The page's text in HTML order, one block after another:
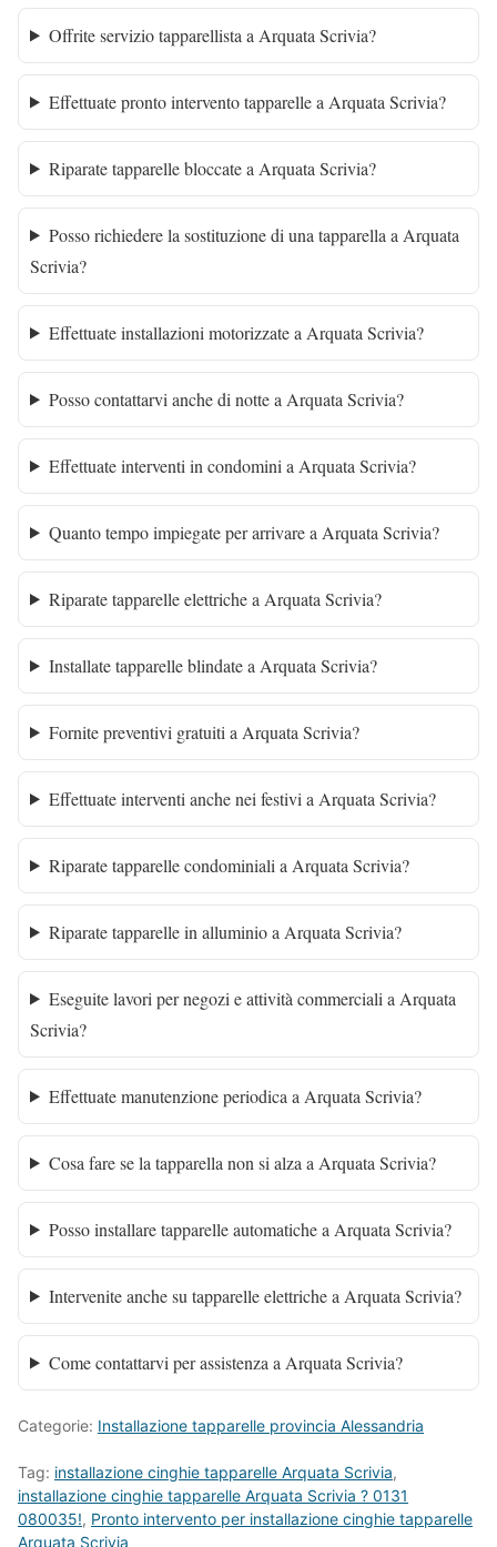
Offrite servizio tapparellista a Arquata Scrivia?
Effettuate pronto intervento tapparelle a Arquata Scrivia?
Riparate tapparelle bloccate a Arquata Scrivia?
Posso richiedere la sostituzione di una tapparella a Arquata
Scrivia?
Effettuate installazioni motorizzate a Arquata Scrivia?
Posso contattarvi anche di notte a Arquata Scrivia?
Effettuate interventi in condomini a Arquata Scrivia?
Quanto tempo impiegate per arrivare a Arquata Scrivia?
Riparate tapparelle elettriche a Arquata Scrivia?
Installate tapparelle blindate a Arquata Scrivia?
Fornite preventivi gratuiti a Arquata Scrivia?
Effettuate interventi anche nei festivi a Arquata Scrivia?
Riparate tapparelle condominiali a Arquata Scrivia?
Riparate tapparelle in alluminio a Arquata Scrivia?
Eseguite lavori per negozi e attività commerciali a Arquata
Scrivia?
Effettuate manutenzione periodica a Arquata Scrivia?
Cosa fare se la tapparella non si alza a Arquata Scrivia?
Posso installare tapparelle automatiche a Arquata Scrivia?
Intervenite anche su tapparelle elettriche a Arquata Scrivia?
Come contattarvi per assistenza a Arquata Scrivia?
Categorie: Installazione tapparelle provincia Alessandria
Tag: installazione cinghie tapparelle Arquata Scrivia,
installazione cinghie tapparelle Arquata Scrivia ? 0131
080035!, Pronto intervento per installazione cinghie tapparelle
Arquata Scrivia